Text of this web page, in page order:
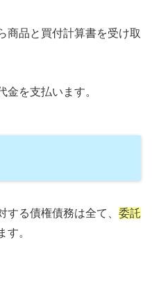
品と買付計算書を受け取
を支払います。
る債権債務は全て、 委託
す。